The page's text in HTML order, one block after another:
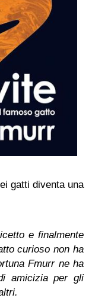
gatti diventa una
e finalmente
curioso non ha
Fmurr ne ha
amicizia per gli